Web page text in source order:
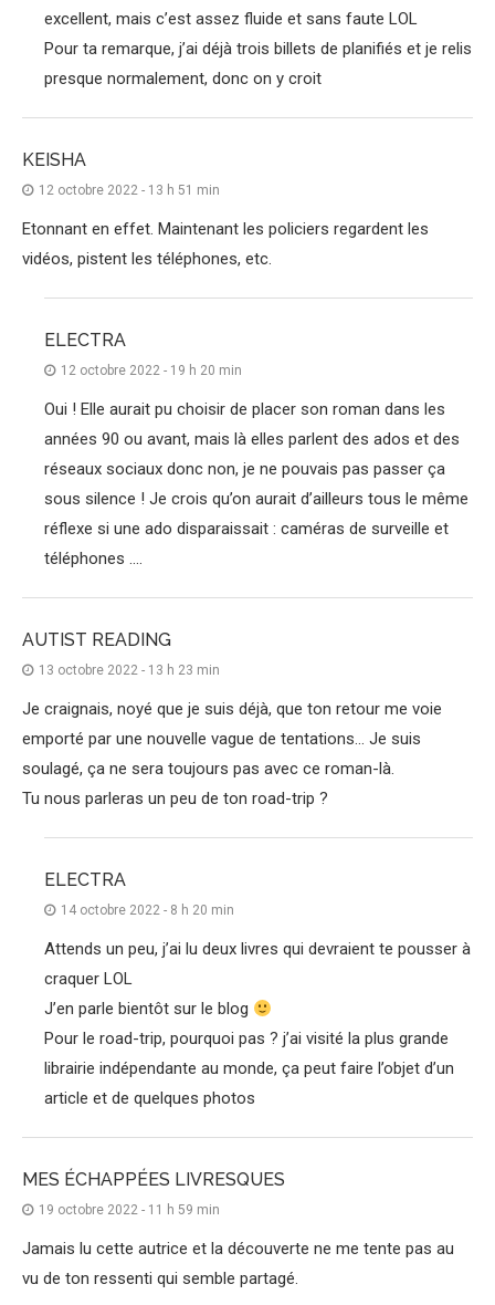
excellent, mais c’est assez fluide et sans faute LOL
Pour ta remarque, j’ai déjà trois billets de planifiés et je relis
presque normalement, donc on y croit
KEISHA
12 octobre 2022 - 13 h 51 min
Etonnant en effet. Maintenant les policiers regardent les
vidéos, pistent les téléphones, etc.
ELECTRA
12 octobre 2022 - 19 h 20 min
Oui ! Elle aurait pu choisir de placer son roman dans les
années 90 ou avant, mais là elles parlent des ados et des
réseaux sociaux donc non, je ne pouvais pas passer ça
sous silence ! Je crois qu’on aurait d’ailleurs tous le même
réflexe si une ado disparaissait : caméras de surveille et
téléphones ….
AUTIST READING
13 octobre 2022 - 13 h 23 min
Je craignais, noyé que je suis déjà, que ton retour me voie
emporté par une nouvelle vague de tentations… Je suis
soulagé, ça ne sera toujours pas avec ce roman-là.
Tu nous parleras un peu de ton road-trip ?
ELECTRA
14 octobre 2022 - 8 h 20 min
Attends un peu, j’ai lu deux livres qui devraient te pousser à
craquer LOL
J’en parle bientôt sur le blog
Pour le road-trip, pourquoi pas ? j’ai visité la plus grande
librairie indépendante au monde, ça peut faire l’objet d’un
article et de quelques photos
MES ÉCHAPPÉES LIVRESQUES
19 octobre 2022 - 11 h 59 min
Jamais lu cette autrice et la découverte ne me tente pas au
vu de ton ressenti qui semble partagé.